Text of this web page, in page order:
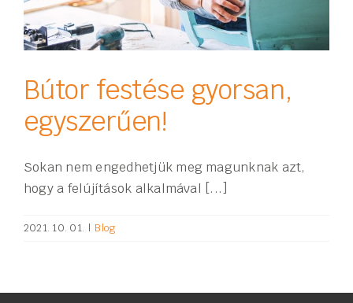
Bútor festése gyorsan,
egyszerűen!
Sokan nem engedhetjük meg magunknak azt,
hogy a felújítások alkalmával [...]
2021. 10. 01. | Blog